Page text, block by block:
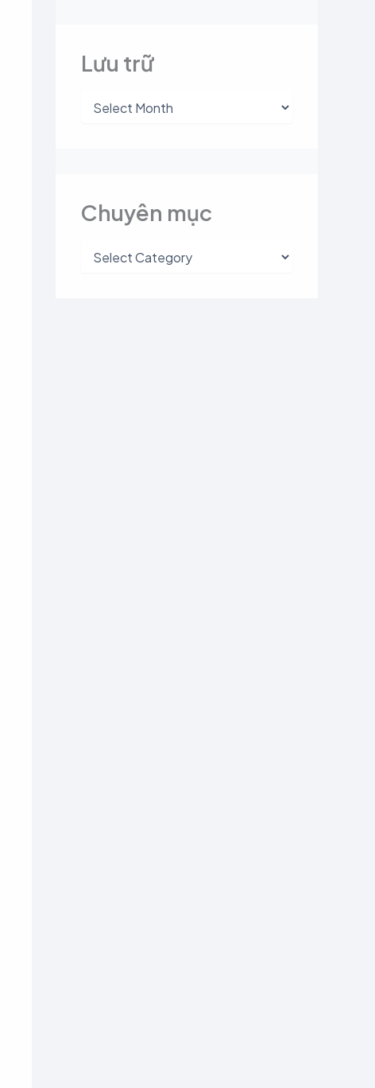
Lưu trữ
Chuyên mục